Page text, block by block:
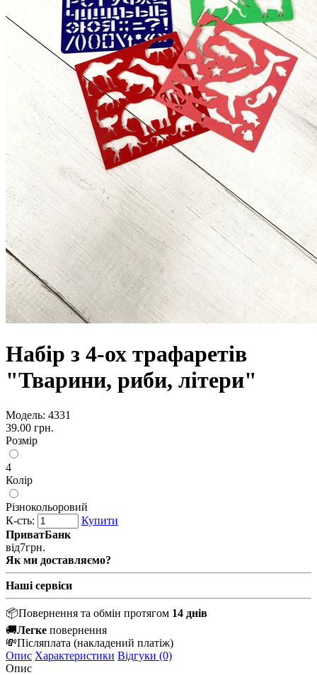
Набір з 4-ох трафаретів
"Тварини, риби, літери"
Модель: 4331
39.00 грн.
Розмір
4
Колір
Різнокольоровий
К-сть:
Купити
ПриватБанк
від7грн.
Як ми доставляємо?
Наші сервіси
📦Повернення та обмін протягом 14 днів
🚚Легке повернення
💸Післяплата (накладений платіж)
Опис Характеристики Відгуки (0)
Опис